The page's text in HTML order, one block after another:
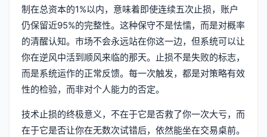
制在总资本的1%以内，意味着即使连续五次止损，账户
仍保留近95%的完整性。这种保守不是怯懦，而是对概率
的清醒认知。市场不会永远站在你这一边，但系统可以让
你在逆风中活到顺风来临的那天。止损不是失败的标志，
而是系统运作的正常反馈。每一次触发，都是对策略有效
性的检验，而非对个人能力的否定。
技术止损的终极意义，不在于它是否救了你一次大亏，而
在于它是否让你在无数次试错后，依然能坐在交易桌前。